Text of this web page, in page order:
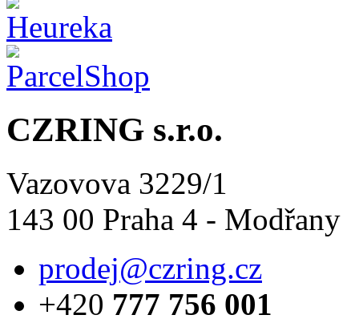
CZRING s.r.o.
Vazovova 3229/1
143 00 Praha 4 - Modřany
prodej@czring.cz
+420 777 756 001